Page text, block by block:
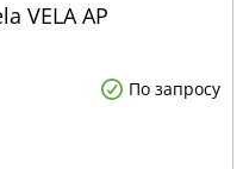
VELA AP
По запросу